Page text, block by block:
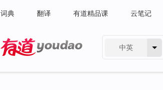
词典 翻译 有道精品课 云笔记
中英